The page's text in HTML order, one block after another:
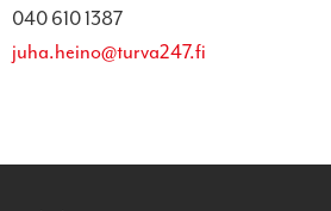
040 610 1387
juha.heino@turva247.fi